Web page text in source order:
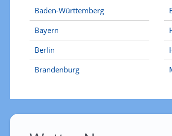
Baden-Württemberg
Bayern
Berlin
Brandenburg